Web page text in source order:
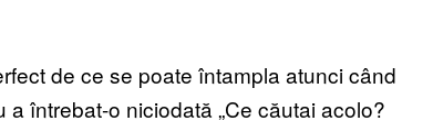
de ce se poate întampla atunci când
întrebat-o niciodată „Ce căutai acolo?